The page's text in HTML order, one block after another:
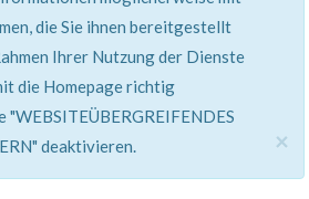
die Sie ihnen bereitgestellt
Ihrer Nutzung der Dienste
die Homepage richtig
deaktivieren.
×